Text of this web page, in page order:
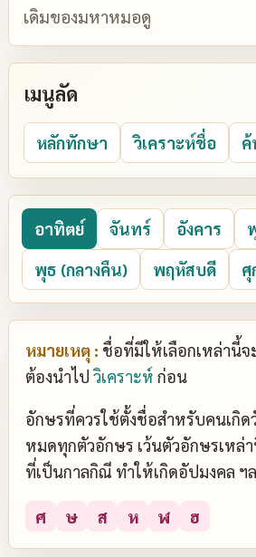
เดิมของมหาหมอดู
เมนูลัด
หลักทักษา วิเคราะห์ชื่อ
อาทิตย์ จันทร์ อังคาร
พุธ (กลางคืน)
พฤหัสบดี ศุ
หมายเหตุ : ชื่อที่มีให้เลือกเหล่านี้
ต้องนำไป วิเคราะห์ ก่อน
อักษรที่ควรใช้ตั้งชื่อสำหรับคนเกิด
หมดทุกตัวอักษร เว้นตัวอักษรเหล่
ที่เป็นกาลกิณี ทำให้เกิดอัปมงคล ฯ
ศ ษ ส ห ฬ ฮ